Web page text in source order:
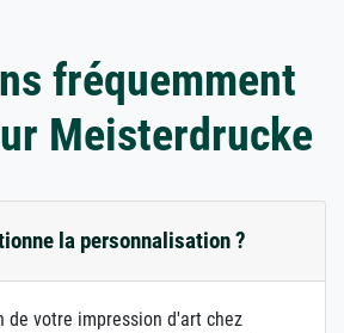
fréquemment
Meisterdrucke
la personnalisation ?
de votre impression d'art chez